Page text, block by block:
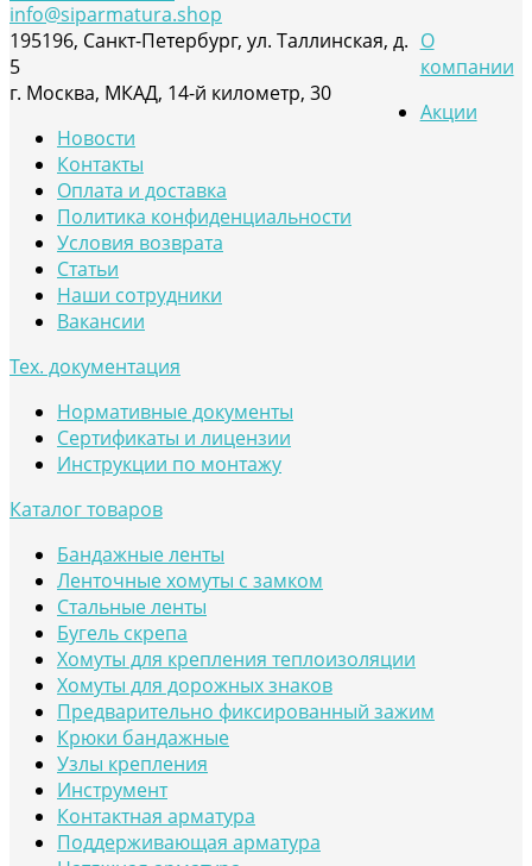
info@siparmatura.shop
195196, Санкт-Петербург, ул. Таллинская, д.
5
г. Москва, МКАД, 14-й километр, 30
О
компании
Акции
Новости
Контакты
Оплата и доставка
Политика конфиденциальности
Условия возврата
Статьи
Наши сотрудники
Вакансии
Тех. документация
Нормативные документы
Сертификаты и лицензии
Инструкции по монтажу
Каталог товаров
Бандажные ленты
Ленточные хомуты с замком
Стальные ленты
Бугель скрепа
Хомуты для крепления теплоизоляции
Хомуты для дорожных знаков
Предварительно фиксированный зажим
Крюки бандажные
Узлы крепления
Инструмент
Контактная арматура
Поддерживающая арматура